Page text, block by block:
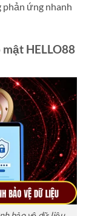
ứng nhanh
HELLO88